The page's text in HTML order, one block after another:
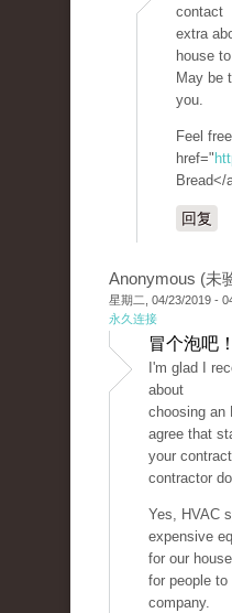
contact
extra
house
May be
you.
Feel
href="
Bread</
回复
Anonymous (未
星期二, 04/23/2019 -
永久连接
冒个泡吧
I'm glad I
about
choosing an
agree that
your
contractor
Yes, HVAC
expensive
for our
for people to
company.